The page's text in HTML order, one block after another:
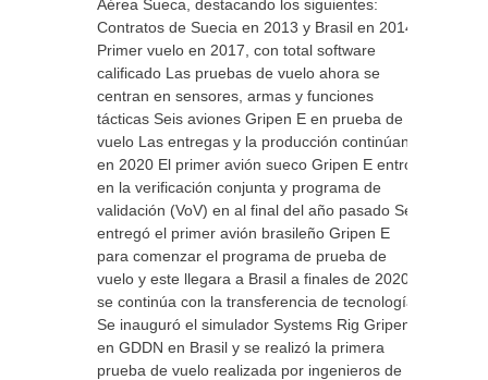
Aérea Sueca, destacando los siguientes:
Contratos de Suecia en 2013 y Brasil en 2014
Primer vuelo en 2017, con total software
calificado Las pruebas de vuelo ahora se
centran en sensores, armas y funciones
tácticas Seis aviones Gripen E en prueba de
vuelo Las entregas y la producción continúan
en 2020 El primer avión sueco Gripen E entró
en la verificación conjunta y programa de
validación (VoV) en al final del año pasado Se
entregó el primer avión brasileño Gripen E
para comenzar el programa de prueba de
vuelo y este llegara a Brasil a finales de 2020,
se continúa con la transferencia de tecnología.
Se inauguró el simulador Systems Rig Gripen
en GDDN en Brasil y se realizó la primera
prueba de vuelo realizada por ingenieros de